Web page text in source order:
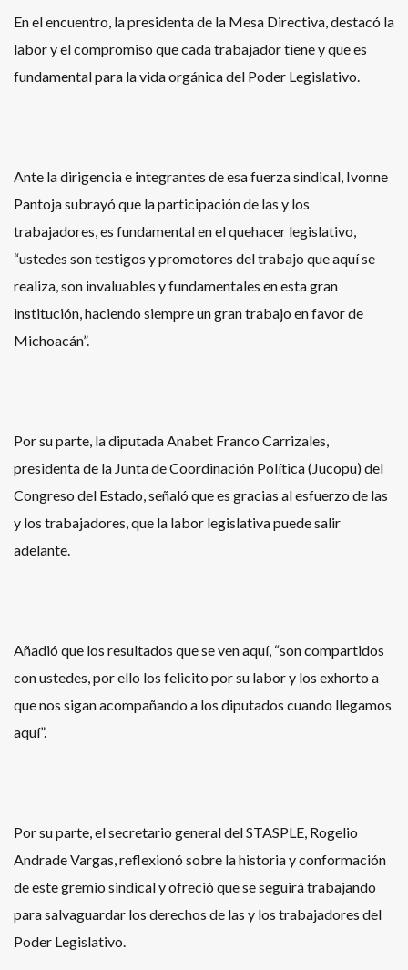
En el encuentro, la presidenta de la Mesa Directiva, destacó la
labor y el compromiso que cada trabajador tiene y que es
fundamental para la vida orgánica del Poder Legislativo.
Ante la dirigencia e integrantes de esa fuerza sindical, Ivonne
Pantoja subrayó que la participación de las y los
trabajadores, es fundamental en el quehacer legislativo,
“ustedes son testigos y promotores del trabajo que aquí se
realiza, son invaluables y fundamentales en esta gran
institución, haciendo siempre un gran trabajo en favor de
Michoacán”.
Por su parte, la diputada Anabet Franco Carrizales,
presidenta de la Junta de Coordinación Política (Jucopu) del
Congreso del Estado, señaló que es gracias al esfuerzo de las
y los trabajadores, que la labor legislativa puede salir
adelante.
Añadió que los resultados que se ven aquí, “son compartidos
con ustedes, por ello los felicito por su labor y los exhorto a
que nos sigan acompañando a los diputados cuando llegamos
aquí”.
Por su parte, el secretario general del STASPLE, Rogelio
Andrade Vargas, reflexionó sobre la historia y conformación
de este gremio sindical y ofreció que se seguirá trabajando
para salvaguardar los derechos de las y los trabajadores del
Poder Legislativo.